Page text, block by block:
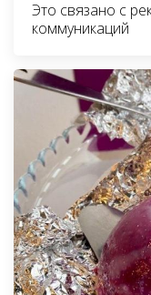
Это связано с
коммуникаций